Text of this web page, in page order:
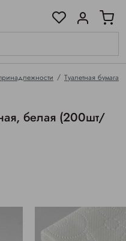
Туалетная бумага
белая (200шт/